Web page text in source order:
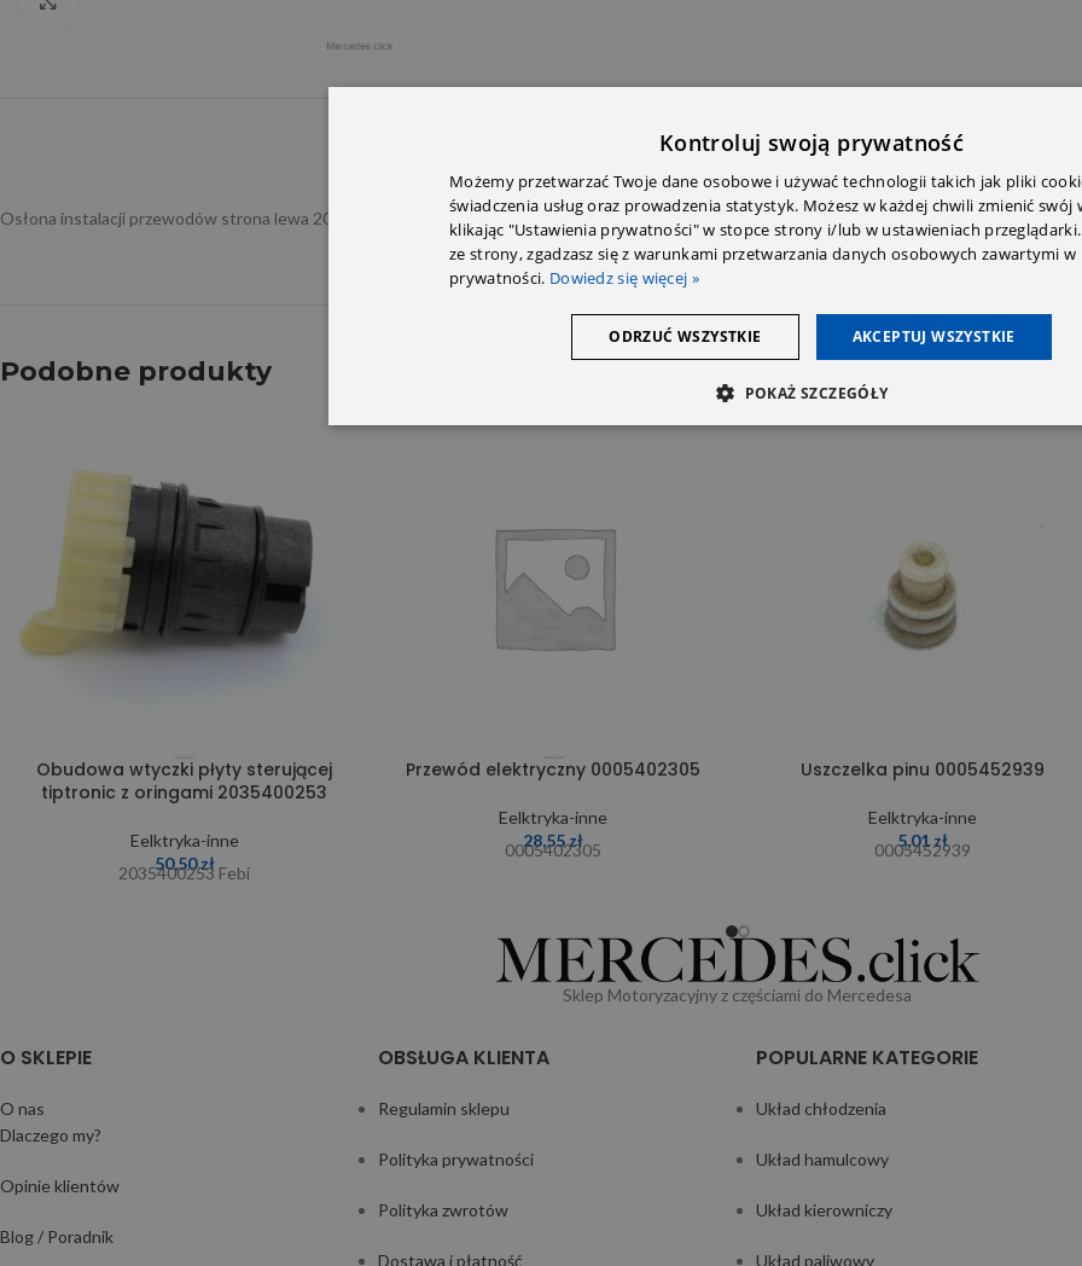
INFORMACJE DODATKOWEOPINIE (0)PRZECZYTAJ PRZED
Osłona instalacji przewodów strona lewa 2055468180
Podobne produkty
Obudowa wtyczki płyty sterującej
tiptronic z oringami 2035400253
Eelktryka-inne
50,50zł
2035400253 Febi
Przewód elektryczny 0005402305
Eelktryka-inne
28,55zł
0005402305
Uszczelka pinu 0005452939
Eelktryka-inne
5,01zł
0005452939
Sklep Motoryzacyjny z częściami do Mercedesa
O SKLEPIE
O nas
Dlaczego my?
Opinie klientów
Blog / Poradnik
OBSŁUGA KLIENTA
Regulamin sklepu
Polityka prywatności
Polityka zwrotów
Dostawa i płatność
POPULARNE KATEGORIE
Układ chłodzenia
Układ hamulcowy
Układ kierowniczy
Układ paliwowy
Kontroluj swoją prywatność
Możemy przetwarzać Twoje dane osobowe i używać technologii takich jak pliki
świadczenia usług oraz prowadzenia statystyk. Możesz w każdej chwili zmienić swój
klikając "Ustawienia prywatności" w stopce strony i/lub w ustawieniach
ze strony, zgadzasz się z warunkami przetwarzania danych osobowych zawartymi
prywatności. Dowiedz się więcej »
AKCEPTUJ WSZYSTKIE
ODRZUĆ WSZYSTKIE
POKAŻ SZCZEGÓŁY